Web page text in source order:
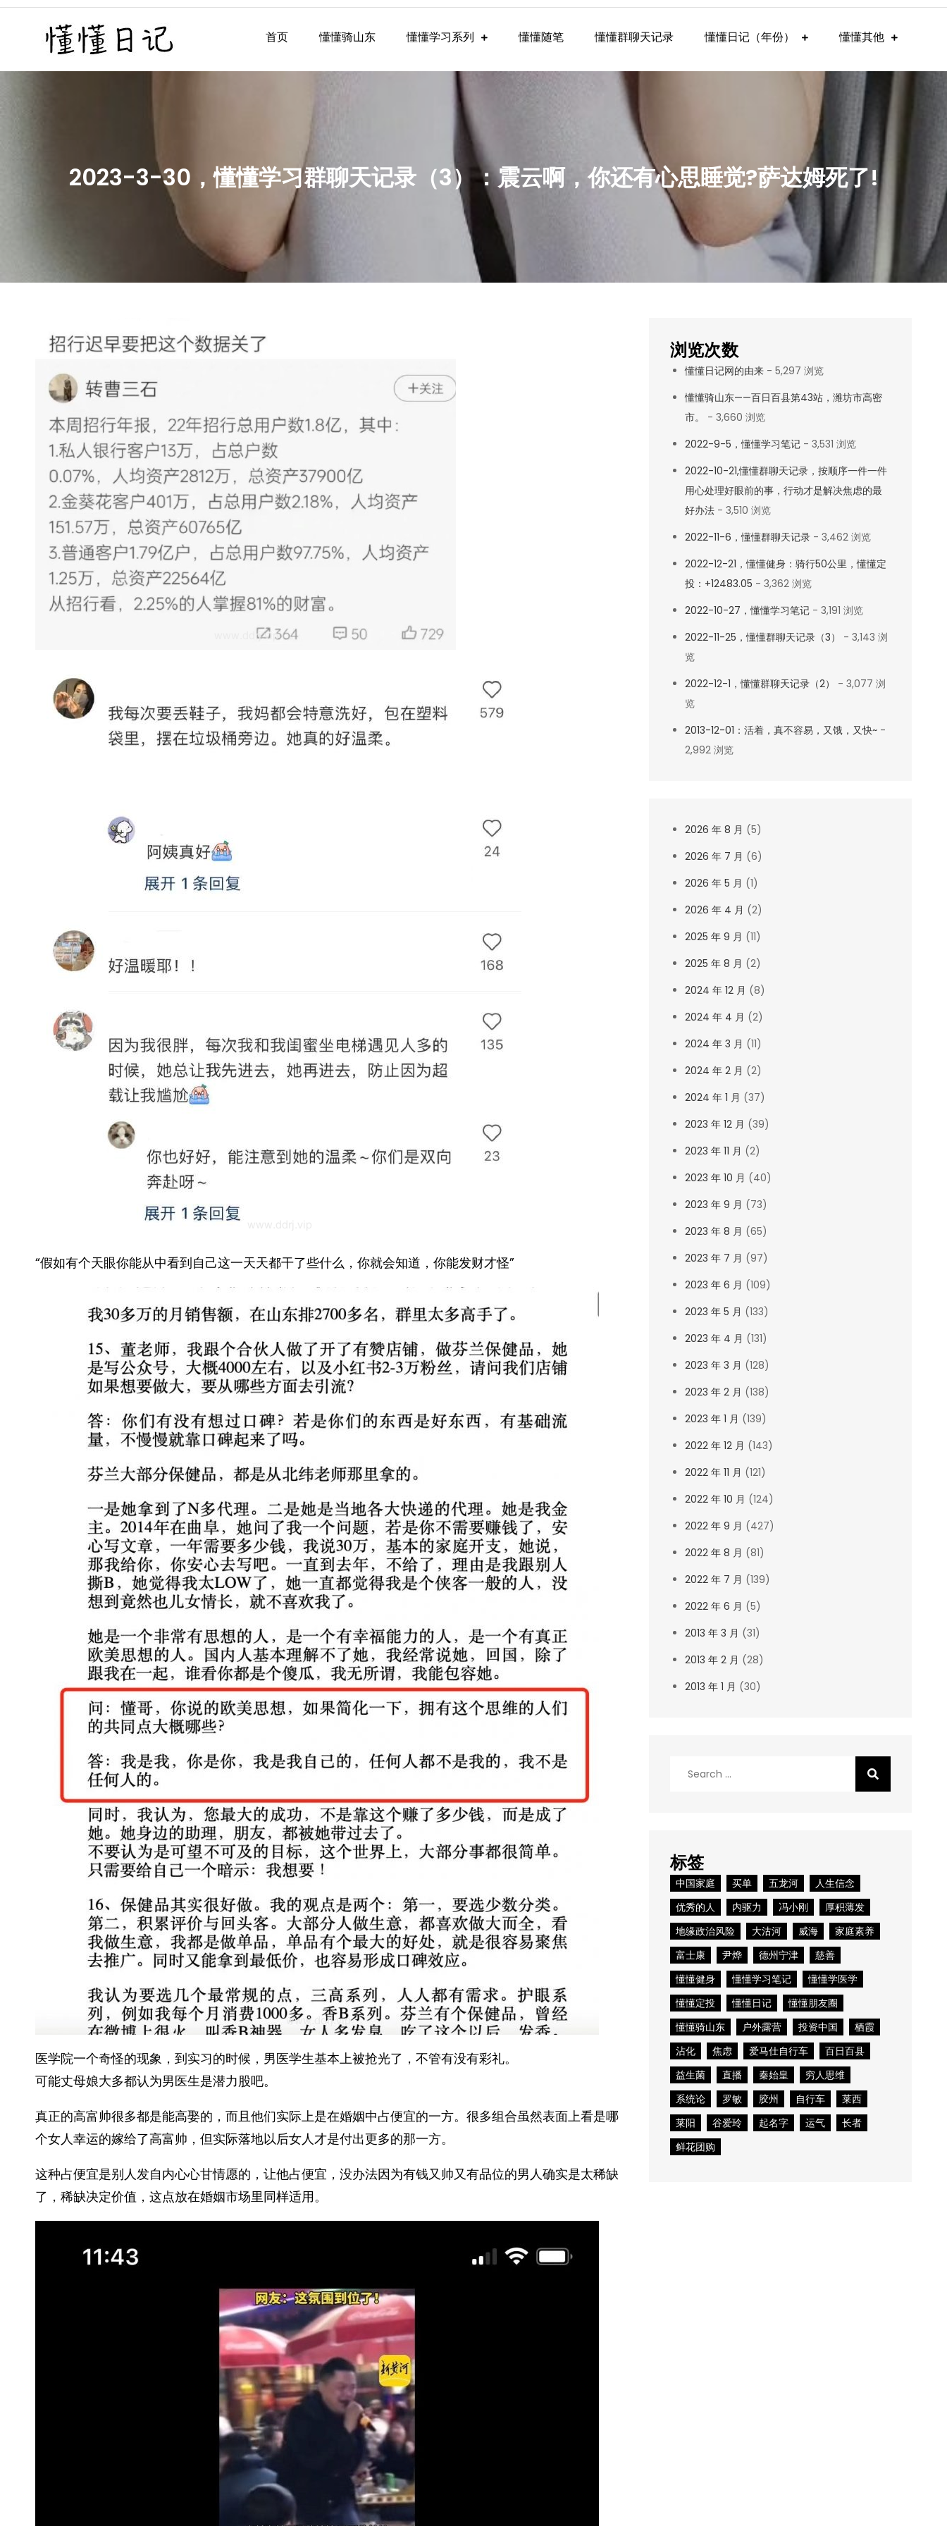
Skip
懂懂日记
懂懂日记网每天同步更新懂懂学习群内容
首页 懂懂骑山东 懂懂学习系列 懂懂随笔 懂懂群聊天记录 懂懂日记（年份） 懂懂其他
2023-3-30，懂懂学习群聊天记录（3）：震云啊，你还有心思睡觉?萨达姆死了!
“假如有个天眼你能从中看到自己这一天天都干了些什么，你就会知道，你能发财才怪”
医学院一个奇怪的现象，到实习的时候，男医学生基本上被抢光了，不管有没有彩礼。
可能丈母娘大多都认为男医生是潜力股吧。
真正的高富帅很多都是能高娶的，而且他们实际上是在婚姻中占便宜的一方。很多组合虽然表面上看是哪
个女人幸运的嫁给了高富帅，但实际落地以后女人才是付出更多的那一方。
这种占便宜是别人发自内心心甘情愿的，让他占便宜，没办法因为有钱又帅又有品位的男人确实是太稀缺
了，稀缺决定价值，这点放在婚姻市场里同样适用。
浏览次数
懂懂日记网的由来- 5,297 浏览
懂懂骑山东——百日百县第43站，潍坊市高密
市。
- 3,660 浏览
2022-9-5，懂懂学习笔记- 3,531 浏览
2022-10-21,懂懂群聊天记录，按顺序一件一件
用心处理好眼前的事，行动才是解决焦虑的最
好办法- 3,510 浏览
2022-11-6，懂懂群聊天记录- 3,462 浏览
2022-12-21，懂懂健身：骑行50公里，懂懂定
投：+12483.05 - 3,362 浏览
2022-10-27，懂懂学习笔记- 3,191 浏览
2022-11-25，懂懂群聊天记录（3）
- 3,143 浏
览
2022-12-1，懂懂群聊天记录（2）
- 3,077 浏
览
2013-12-01：活着，真不容易，又饿，又快~-
2,992 浏览
2026 年 8 月 (5)
2026 年 7 月 (6)
2026 年 5 月 (1)
2026 年 4 月 (2)
2025 年 9 月 (11)
2025 年 8 月 (2)
2024 年 12 月 (8)
2024 年 4 月 (2)
2024 年 3 月 (11)
2024 年 2 月 (2)
2024 年 1 月 (37)
2023 年 12 月 (39)
2023 年 11 月 (2)
2023 年 10 月 (40)
2023 年 9 月 (73)
2023 年 8 月 (65)
2023 年 7 月 (97)
2023 年 6 月 (109)
2023 年 5 月 (133)
2023 年 4 月 (131)
2023 年 3 月 (128)
2023 年 2 月 (138)
2023 年 1 月 (139)
2022 年 12 月 (143)
2022 年 11 月 (121)
2022 年 10 月 (124)
2022 年 9 月 (427)
2022 年 8 月 (81)
2022 年 7 月 (139)
2022 年 6 月 (5)
2013 年 3 月 (31)
2013 年 2 月 (28)
2013 年 1 月 (30)
标签
中国家庭 买单 五龙河
人生信念
优秀的人
内驱力 冯小刚
厚积薄发
地缘政治风险
大沽河 威海
家庭素养
富士康
尹烨 德州宁津
慈善
懂懂健身
懂懂学习笔记
懂懂学医学
懂懂定投
懂懂日记
懂懂朋友圈
懂懂骑山东
户外露营 投资中国
栖霞
沾化
焦虑 爱马仕自行车
百日百县
益生菌
直播 秦始皇
穷人思维
系统论
罗敏 胶州 自行车
莱西
莱阳
谷爱玲 起名字 运气
长者
鲜花团购